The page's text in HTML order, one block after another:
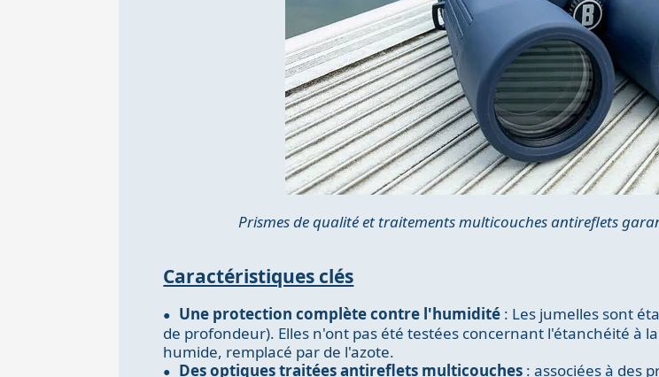
Prismes de qualité et traitements multicouches antireflets
Caractéristiques clés
Une protection complète contre l'humidité : Les jumelles sont
de profondeur). Elles n'ont pas été testées concernant l'étanchéité à
humide, remplacé par de l'azote.
Des optiques traitées antireflets multicouches : associées à des